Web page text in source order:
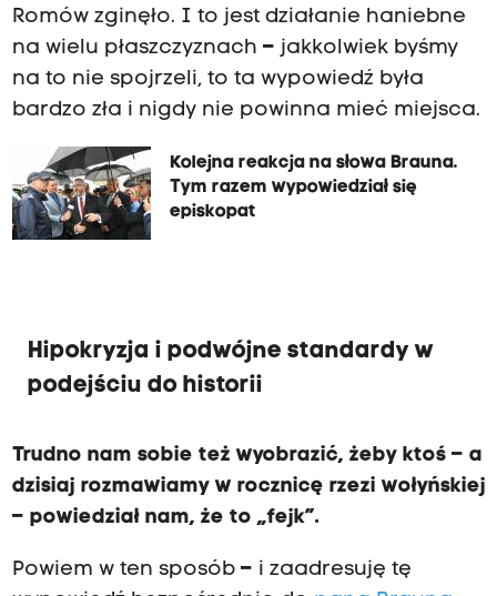
Romów zginęło. I to jest działanie haniebne
na wielu płaszczyznach – jakkolwiek byśmy
na to nie spojrzeli, to ta wypowiedź była
bardzo zła i nigdy nie powinna mieć miejsca.
Kolejna reakcja na słowa Brauna.
Tym razem wypowiedział się
episkopat
Hipokryzja i podwójne standardy w
podejściu do historii
Trudno nam sobie też wyobrazić, żeby ktoś – a
dzisiaj rozmawiamy w rocznicę rzezi wołyńskiej
– powiedział nam, że to „fejk”.
Powiem w ten sposób – i zaadresuję tę